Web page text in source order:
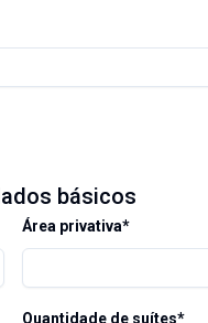
básicos
Área privativa*
Quantidade de suítes*